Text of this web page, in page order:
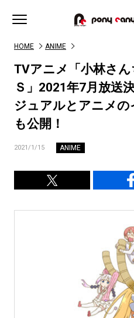
HOME ANIME
TVアニメ「小林さ
Ｓ」2021年7月放送
ジュアルとアニメ
も公開！
2021/1/15 ANIME